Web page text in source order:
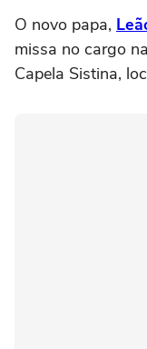
O novo papa,
missa no cargo
Capela Sistina,